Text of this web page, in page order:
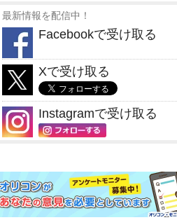
最新情報を配信中！
Facebookで受け取る
Xで受け取る
Instagramで受け取る